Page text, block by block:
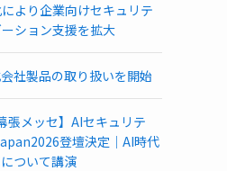
より企業向けセキュリテ
ション支援を拡大
社製品の取り扱いを開始
張メッセ】AIセキュリテ
登壇決定｜AI時代
ついて講演